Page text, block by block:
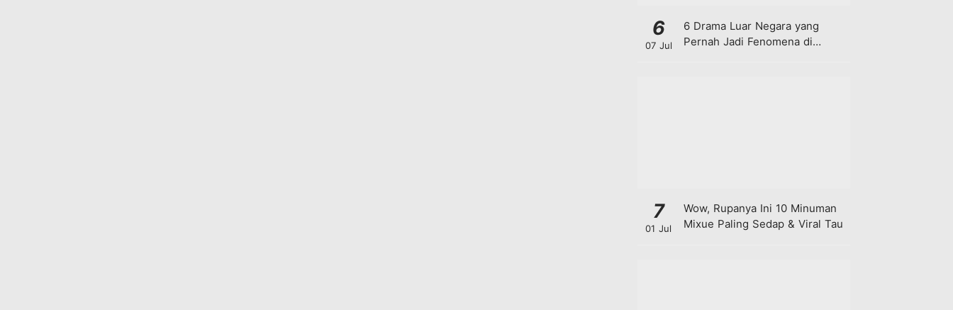
6
07 Jul
6 Drama Luar Negara yang
Pernah Jadi Fenomena di
7
01 Jul
Wow, Rupanya Ini 10 Minuman
Mixue Paling Sedap & Viral Tau